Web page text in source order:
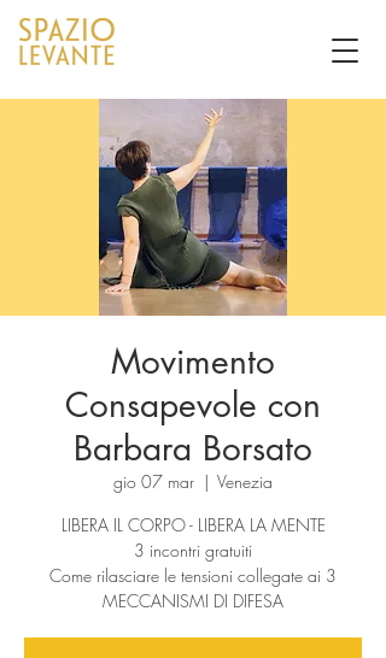
Movimento
Consapevole con
Barbara Borsato
gio 07 mar
  |
Venezia
LIBERA IL CORPO - LIBERA LA MENTE
3 incontri gratuiti
Come rilasciare le tensioni collegate ai 3
MECCANISMI DI DIFESA